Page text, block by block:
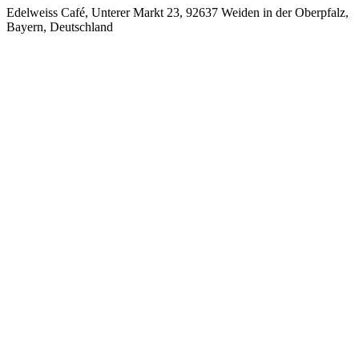
Edelweiss Café, Unterer Markt 23, 92637 Weiden in der Oberpfalz,
Bayern, Deutschland